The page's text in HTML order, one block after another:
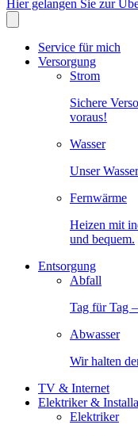
Hier gelangen Sie zur
Service für mich
Versorgung
Strom
Sichere
voraus!
Wasser
Unser
Fernwärme
Heizen mit
und bequem.
Entsorgung
Abfall
Tag für Tag
Abwasser
Wir halten
TV & Internet
Elektriker &
Elektriker